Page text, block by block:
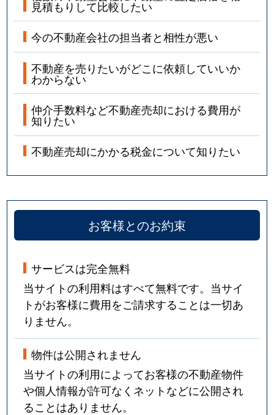
見積もりして比較したい
今の不動産会社の担当者と相性が悪い
不動産を売りたいがどこに依頼していいか
わからない
仲介手数料など不動産売却における費用が
知りたい
不動産売却にかかる税金について知りたい
お客様とのお約束
サービスは完全無料
当サイトの利用料はすべて無料です。当サイ
トがお客様に費用をご請求することは一切あ
りません。
物件は公開されません
当サイトの利用によってお客様の不動産物件
や個人情報が許可なくネットなどに公開され
ることはありません。